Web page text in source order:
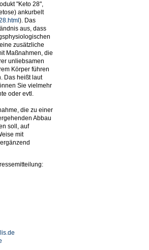
"Keto 28",
ankurbelt
). Das
aus, dass
zusätzliche
Maßnahmen, die
unliebsamen
Körper führen
Das heißt laut
Sie vielmehr
oder evtl.
die zu einer
Abbau
soll, auf
mit